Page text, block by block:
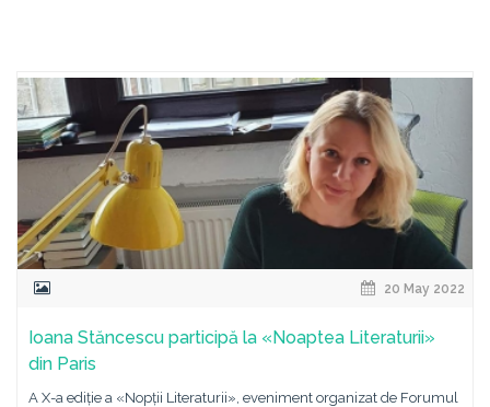
20 May 2022
Ioana Stăncescu participă la «Noaptea Literaturii»
din Paris
A X-a ediție a «Nopții Literaturii», eveniment organizat de Forumul